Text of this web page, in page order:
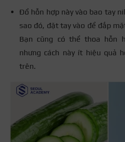
Đổ hỗn hợp này vào bao tay
sao đó, đặt tay vào để đắp
Bạn cũng có thể thoa hỗn
nhưng cách này ít hiệu quả
trên.